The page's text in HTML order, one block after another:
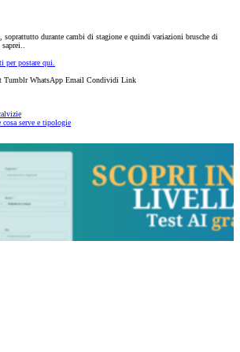
soprattutto durante cambi di stagione e quindi variazioni brusche di
per postare qui.
Tumblr WhatsApp Email Condividi Link
serve e tipologie